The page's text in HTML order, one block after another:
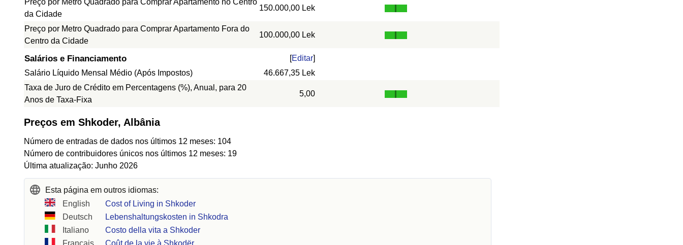
Preço por Metro Quadrado para Comprar Apartamento no Centro
da Cidade
150.000,00 Lek
Preço por Metro Quadrado para Comprar Apartamento Fora do
Centro da Cidade
100.000,00 Lek
Salários e Financiamento [Editar]
Salário Líquido Mensal Médio (Após Impostos)
46.667,35 Lek
Taxa de Juro de Crédito em Percentagens (%), Anual, para 20
Anos de Taxa-Fixa
5,00
Preços em Shkoder, Albânia
Número de entradas de dados nos últimos 12 meses: 104
Número de contribuidores únicos nos últimos 12 meses: 19
Última atualização: Junho 2026
Esta página em outros idiomas:
English
Cost of Living in Shkoder
Deutsch
Lebenshaltungskosten in Shkodra
Italiano
Costo della vita a Shkoder
Français
Coût de la vie à Shkodër